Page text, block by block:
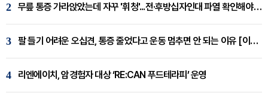
2 무릎 통증 가라앉았는데 자꾸 '휘청'...전·후방십자인대 파열 확인해야 [곽우경 원장 칼럼]
3 팔 들기 어려운 오십견, 통증 줄었다고 운동 멈추면 안 되는 이유 [이병욱 원장 칼럼]
4 리엔에이치, 암경험자 대상 ‘RE:CAN 푸드테라피’ 운영